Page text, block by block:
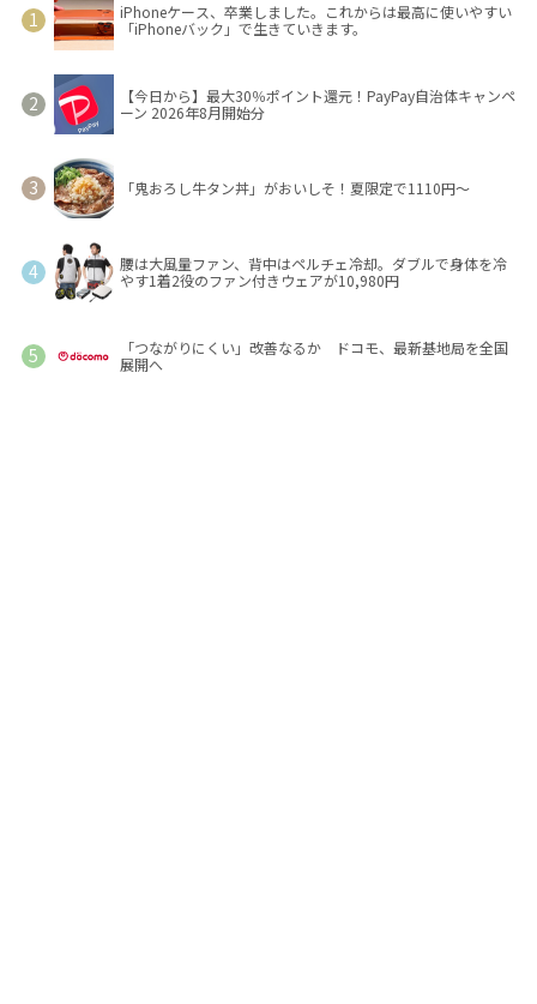
iPhoneケース、卒業しました。これからは最高に使いやすい
「iPhoneバック」で生きていきます。
【今日から】最大30％ポイント還元！PayPay自治体キャンペ
ーン 2026年8月開始分
「鬼おろし牛タン丼」がおいしそ！夏限定で1110円～
腰は大風量ファン、背中はペルチェ冷却。ダブルで身体を冷
やす1着2役のファン付きウェアが10,980円
「つながりにくい」改善なるか ドコモ、最新基地局を全国
展開へ